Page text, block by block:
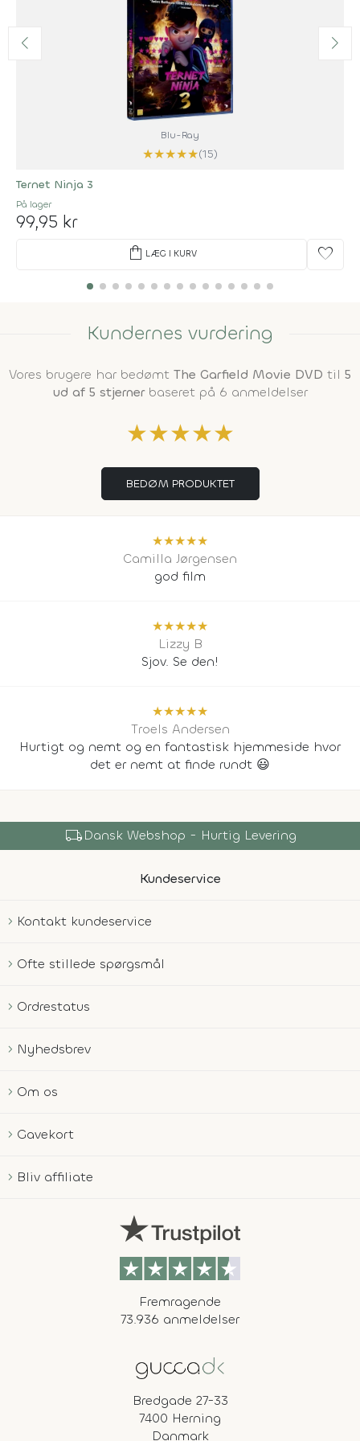
Blu-Ray
★★★★★(15)
Ternet Ninja 3
På lager
99,95 kr
shopping_bag LÆG I KURV favorite
Kundernes vurdering
Vores brugere har bedømt The Garfield Movie DVD til 5
ud af 5 stjernerbaseret på 6 anmeldelser
★★★★★
BEDØM PRODUKTET
★★★★★
Camilla Jørgensen
god film
★★★★★
Lizzy B
Sjov. Se den!
★★★★★
Troels Andersen
Hurtigt og nemt og en fantastisk hjemmeside hvor
det er nemt at finde rundt 😃
local_shippingDansk Webshop - Hurtig Levering
Kundeservice
Kontakt kundeservice
Ofte stillede spørgsmål
Ordrestatus
Nyhedsbrev
Om os
Gavekort
Bliv affiliate
Fremragende
73.936 anmeldelser
Bredgade 27-33
7400 Herning
Danmark